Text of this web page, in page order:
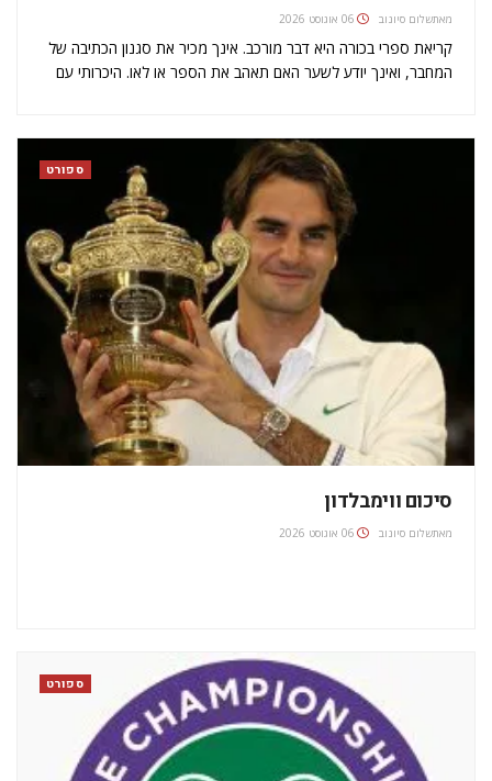
מאתשלום סיונוב 06 אוגוסט 2026
קריאת ספרי בכורה היא דבר מורכב. אינך מכיר את סגנון הכתיבה של
המחבר, ואינך יודע לשער האם תאהב את הספר או לאו. היכרותי עם
ספורט
סיכום ווימבלדון
מאתשלום סיונוב 06 אוגוסט 2026
ספורט